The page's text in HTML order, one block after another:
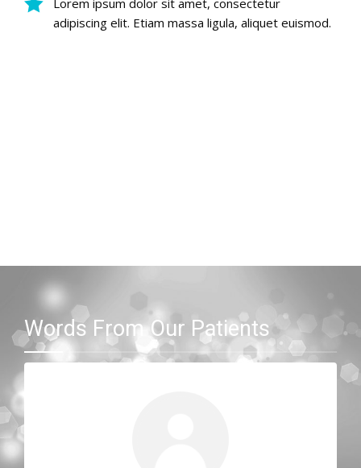
adipiscing elit. Etiam massa ligula, aliquet euismod.
Words From Our Patients